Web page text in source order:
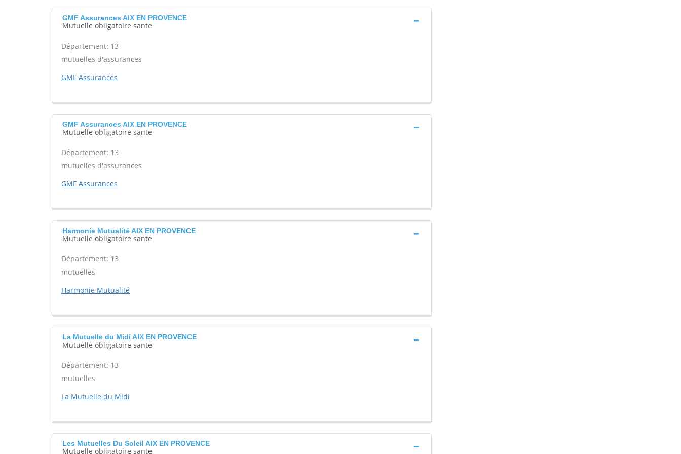
GMF Assurances AIX EN PROVENCE
Mutuelle obligatoire sante
Département: 13
mutuelles d'assurances
GMF Assurances
GMF Assurances AIX EN PROVENCE
Mutuelle obligatoire sante
Département: 13
mutuelles d'assurances
GMF Assurances
Harmonie Mutualité AIX EN PROVENCE
Mutuelle obligatoire sante
Département: 13
mutuelles
Harmonie Mutualité
La Mutuelle du Midi AIX EN PROVENCE
Mutuelle obligatoire sante
Département: 13
mutuelles
La Mutuelle du Midi
Les Mutuelles Du Soleil AIX EN PROVENCE
Mutuelle obligatoire sante